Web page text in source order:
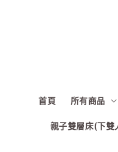
首頁 所有商品
親子雙層床(下雙